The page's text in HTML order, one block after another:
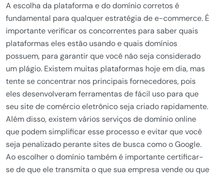
A escolha da plataforma e do domínio corretos é
fundamental para qualquer estratégia de e-commerce. É
importante verificar os concorrentes para saber quais
plataformas eles estão usando e quais domínios
possuem, para garantir que você não seja considerado
um plágio. Existem muitas plataformas hoje em dia, mas
tente se concentrar nos principais fornecedores, pois
eles desenvolveram ferramentas de fácil uso para que
seu site de comércio eletrônico seja criado rapidamente.
Além disso, existem vários serviços de domínio online
que podem simplificar esse processo e evitar que você
seja penalizado perante sites de busca como o Google.
Ao escolher o domínio também é importante certificar-
se de que ele transmita o que sua empresa vende ou que